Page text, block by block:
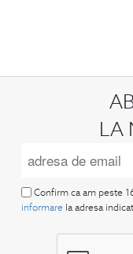
LA
Confirm ca am peste
informare la adresa